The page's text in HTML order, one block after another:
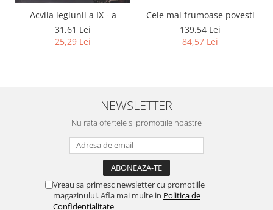
Acvila legiunii a IX - a
31,61 Lei
25,29 Lei
Cele mai frumoase povesti
139,54 Lei
84,57 Lei
NEWSLETTER
Nu rata ofertele si promotiile noastre
Vreau sa primesc newsletter cu promotiile
magazinului. Afla mai multe in Politica de
Confidentialitate